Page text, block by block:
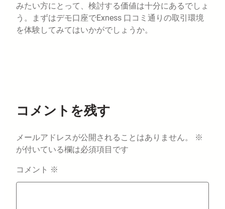
みたい方にとって、検討する価値は十分にあるでしょ
う。まずはデモ口座でExness 口コミ通りの取引環境
を体験してみてはいかがでしょうか。
コメントを残す
メールアドレスが公開されることはありません。
※
が付いている欄は必須項目です
コメント ※